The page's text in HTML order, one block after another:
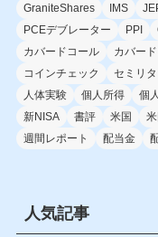
GraniteShares
IMS
PCEデブレーター
PPI
カバードコール
カバー
コインチェック
セミリ
人体実験
個人所得 個
新NISA
書評 米国
週間レポート
配当金
人気記事